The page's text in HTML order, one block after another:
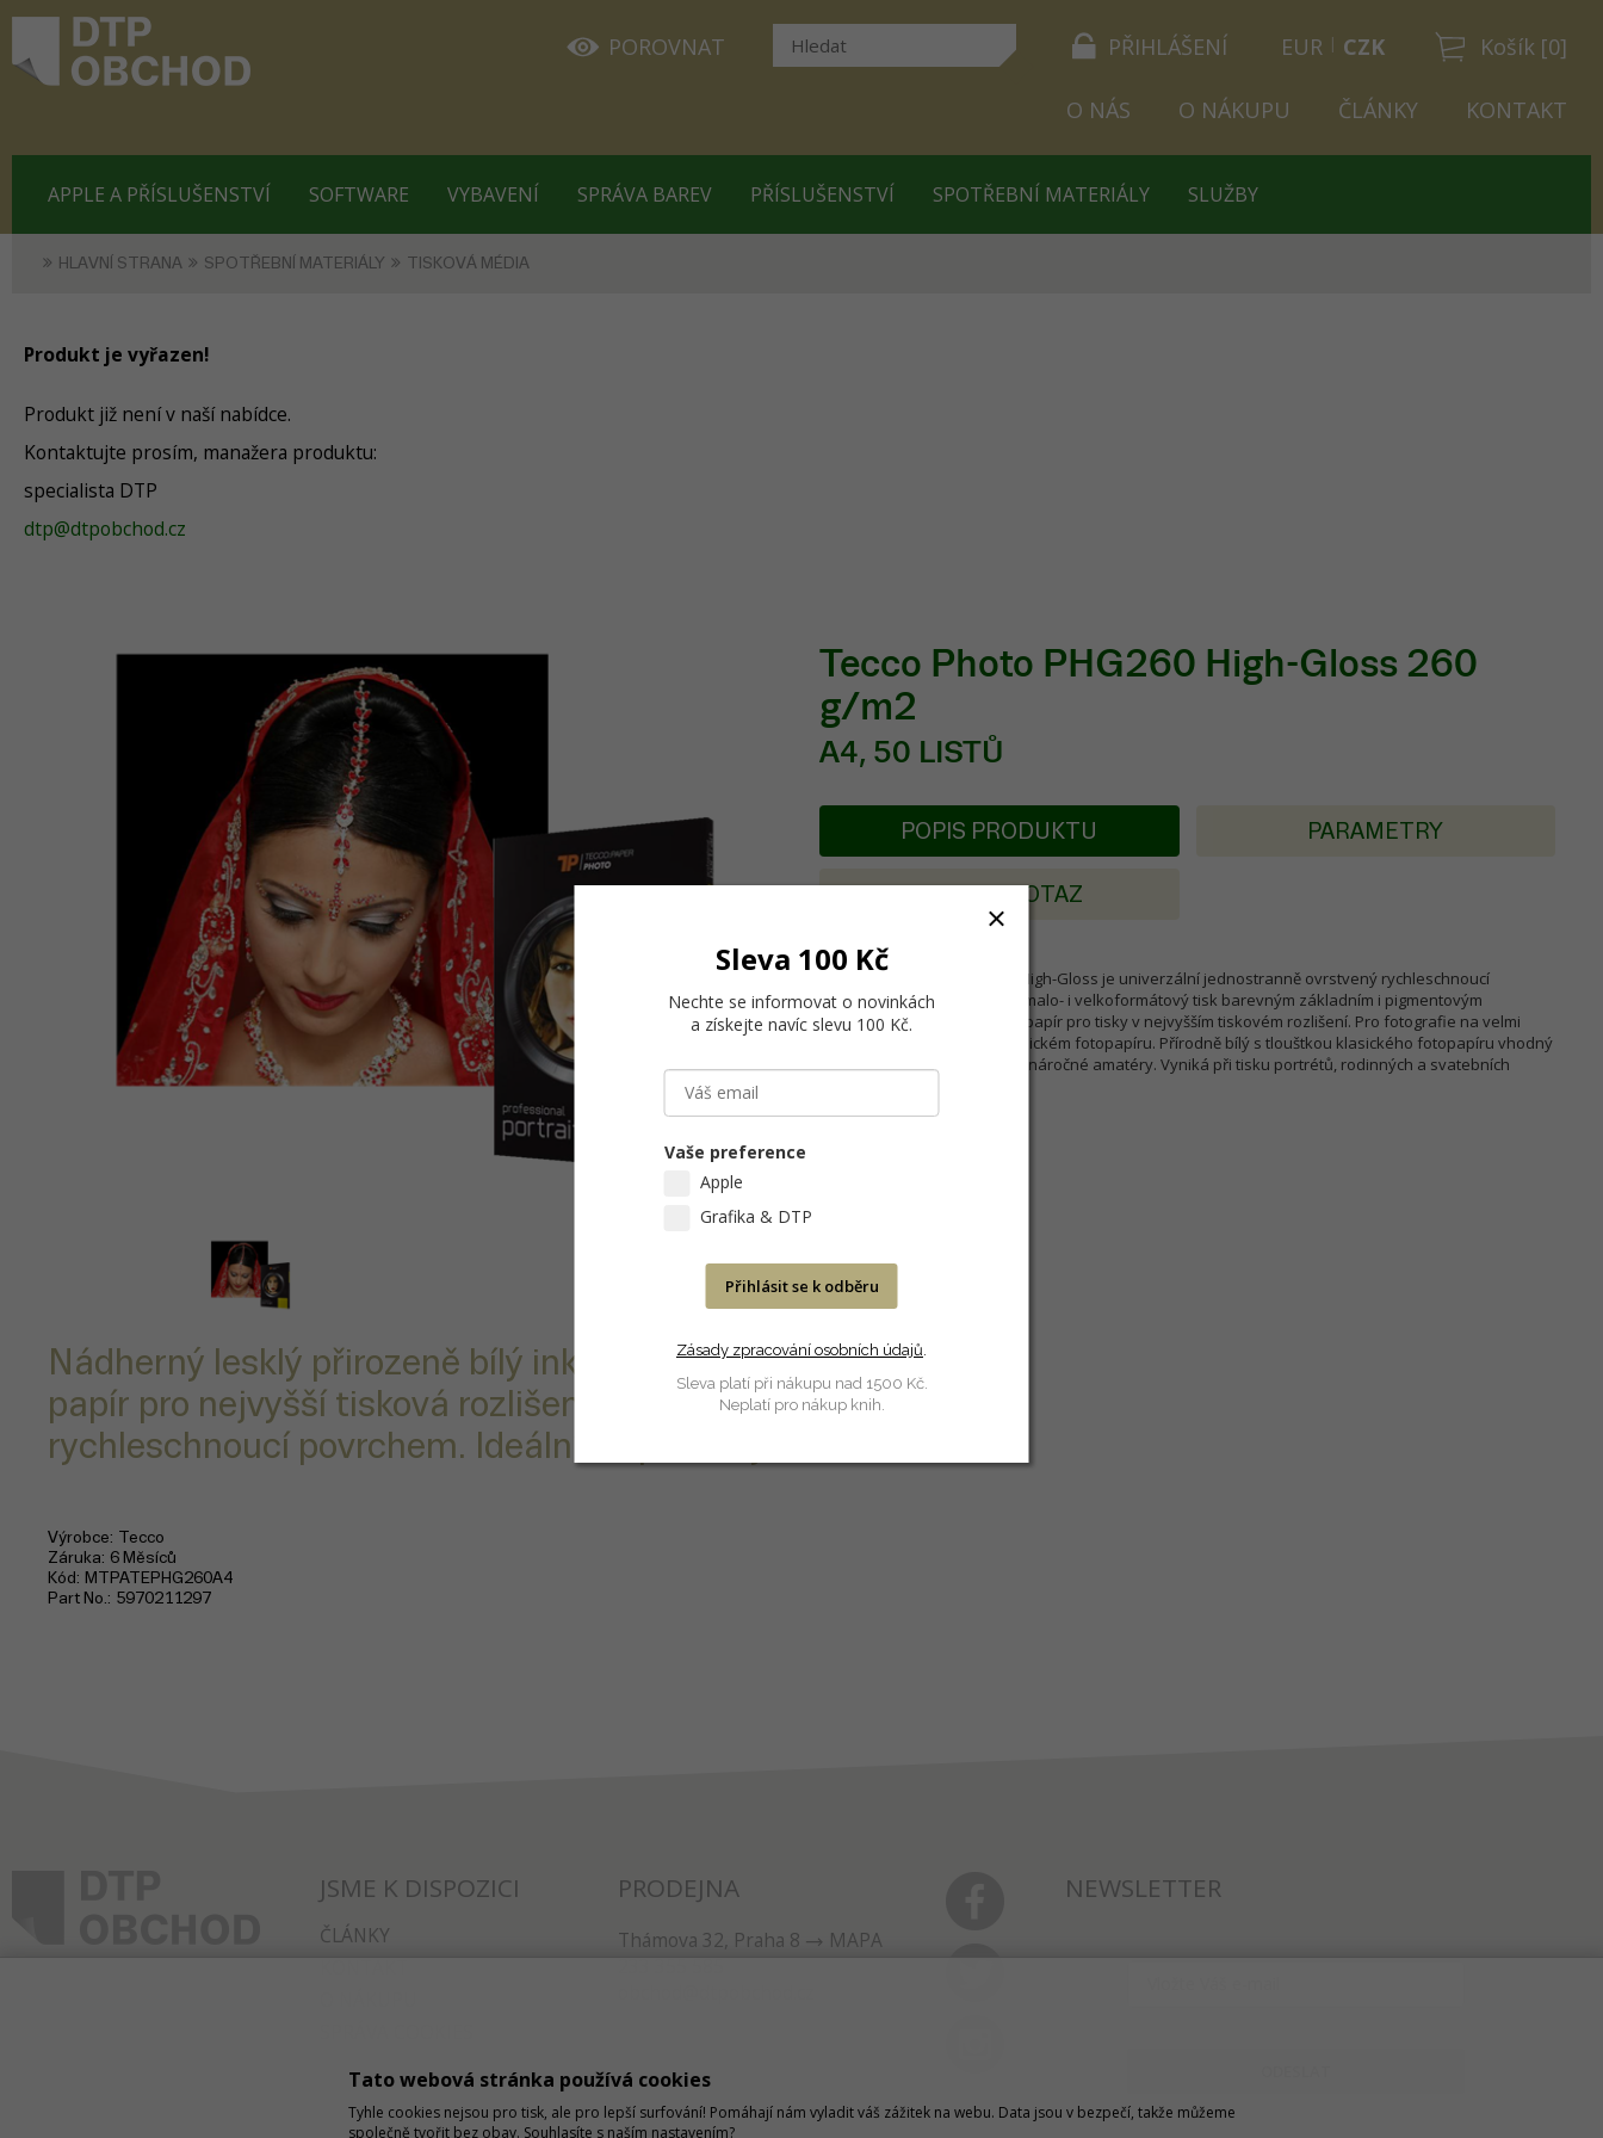
PŘIHLÁŠENÍ Košík [0]
POROVNAT EUR CZK
O NÁS O NÁKUPU ČLÁNKY KONTAKT
APPLE A PŘÍSLUŠENSTVÍ SOFTWARE VYBAVENÍ SPRÁVA BAREV PŘÍSLUŠENSTVÍ SPOTŘEBNÍ MATERIÁLY SLUŽBY
HLAVNÍ STRANA SPOTŘEBNÍ MATERIÁLY TISKOVÁ MÉDIA
Produkt je vyřazen!
Produkt již není v naší nabídce.
Kontaktujte prosím, manažera produktu:
specialista DTP
dtp@dtpobchod.cz
Tecco Photo PHG260 High-Gloss 260
g/m2
A4, 50 LISTŮ
Nádherný lesklý přirozeně bílý inkoustový
papír pro nejvyšší tisková rozlišení s
rychleschnoucí povrchem. Ideální na portréty.
Výrobce Tecco
Záruka 6 Měsíců
Kód
MTPATEPHG260A4
Part No. 5970211297
POPIS PRODUKTU PARAMETRY
POSLAT DOTAZ
Tecco Digital Photo PHG260 High-Gloss je univerzální jednostranně ovrstvený rychleschnoucí
mikropórovitý fotopapír pro malo- i velkoformátový tisk barevným základním i pigmentovým
inkoustem. Nádherný lesklý papír pro tisky v nejvyšším tiskovém rozlišení. Pro fotografie na velmi
lesklém povrchu jako na klasickém fotopapíru. Přírodně bílý s tlouštkou klasického fotopapíru vhodný
pro profesionální fotografy i náročné amatéry. Vyniká při tisku portrétů, rodinných a svatebních
JSME K DISPOZICI
ČLÁNKY
PRODEJNA
Thámova 32, Praha 8
MAPA
NEWSLETTER
Tato webová stránka používá cookies
Tyhle cookies nejsou pro tisk, ale pro lepší surfování! Pomáhají nám vyladit váš zážitek na webu. Data jsou v bezpečí, takže můžeme
společně tvořit bez obav. Souhlasíte s naším nastavením?
Sleva 100 Kč
Nechte se informovat o novinkách
a získejte navíc slevu 100 Kč.
Vaše preference
Apple
Grafika & DTP
Přihlásit se k odběru
Zásady zpracování osobních údajů.
Sleva platí při nákupu nad 1500 Kč.
Neplatí pro nákup knih.